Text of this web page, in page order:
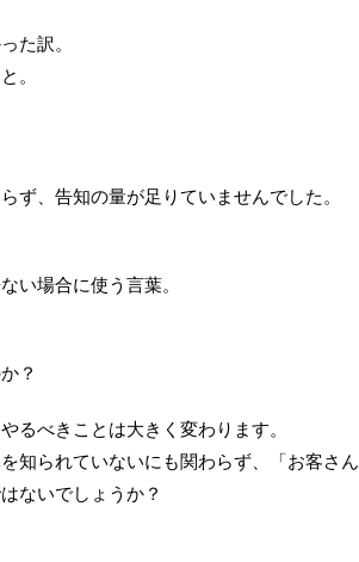
た訳。
。
ず、告知の量が足りていませんでした。
い場合に使う言葉。
？
るべきことは大きく変わります。
知られていないにも関わらず、「お客さん
ないでしょうか？